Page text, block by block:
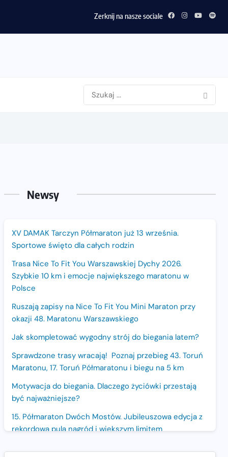
Zerknij na nasze sociale
Newsy
XV DAMAK Tarczyn Półmaraton już 13 września.
Sportowe święto dla całych rodzin
Trasa Nice To Fit You Warszawskiej Dychy 2026.
Szybkie 10 km i emocje największego maratonu w
Polsce
Ruszają zapisy na Nice To Fit You Mini Maraton przy
okazji 48. Maratonu Warszawskiego
Jak skompletować wygodny strój do biegania latem?
Sprawdzone trasy wracają! Poznaj przebieg 43. Toruń
Maratonu, 17. Toruń Półmaratonu i biegu na 5 km
Motywacja do biegania. Dlaczego życiówki przestają
być najważniejsze?
15. Półmaraton Dwóch Mostów. Jubileuszowa edycja z
rekordową pulą nagród i większym limitem